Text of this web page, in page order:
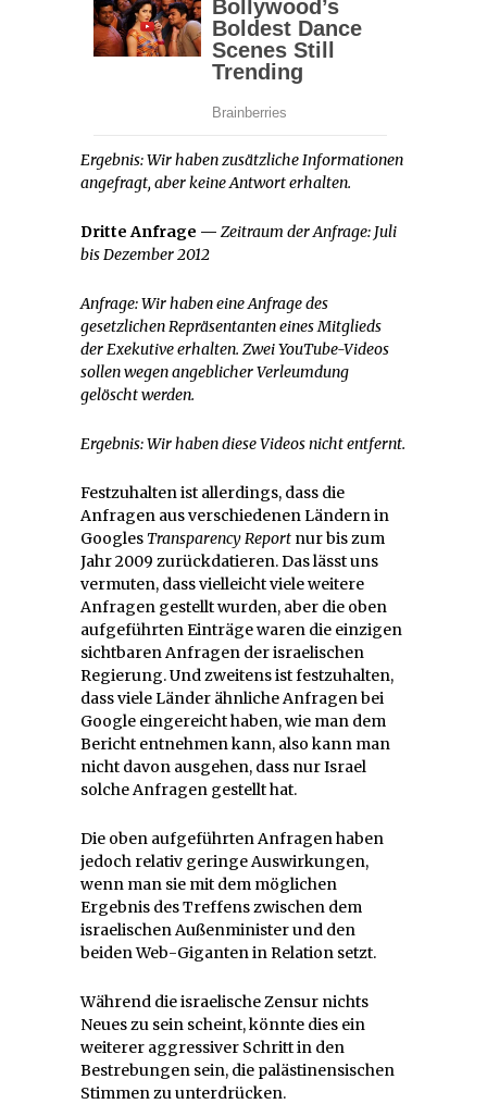
Ergebnis:Wir haben zusätzliche Informationen
angefragt, aber keine Antwort erhalten.
Dritte Anfrage — Zeitraum der Anfrage: Juli
bis Dezember 2012
Anfrage:Wir haben eine Anfrage des
gesetzlichen Repräsentanten eines Mitglieds
der Exekutive erhalten. Zwei YouTube-Videos
sollen wegen angeblicher Verleumdung
gelöscht werden.
Ergebnis:Wir haben diese Videos nicht entfernt.
Festzuhalten ist allerdings, dass die
Anfragen aus verschiedenen Ländern in
Googles Transparency Report nur bis zum
Jahr 2009 zurückdatieren. Das lässt uns
vermuten, dass vielleicht viele weitere
Anfragen gestellt wurden, aber die oben
aufgeführten Einträge waren die einzigen
sichtbaren Anfragen der israelischen
Regierung. Und zweitens ist festzuhalten,
dass viele Länder ähnliche Anfragen bei
Google eingereicht haben, wie man dem
Bericht entnehmen kann, also kann man
nicht davon ausgehen, dass nur Israel
solche Anfragen gestellt hat.
Die oben aufgeführten Anfragen haben
jedoch relativ geringe Auswirkungen,
wenn man sie mit dem möglichen
Ergebnis des Treffens zwischen dem
israelischen Außenminister und den
beiden Web-Giganten in Relation setzt.
Während die israelische Zensur nichts
Neues zu sein scheint, könnte dies ein
weiterer aggressiver Schritt in den
Bestrebungen sein, die palästinensischen
Stimmen zu unterdrücken.